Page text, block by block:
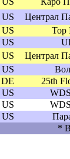
US Централ
US Top
US
US Централ
US
DE 25th
US
US
US
*